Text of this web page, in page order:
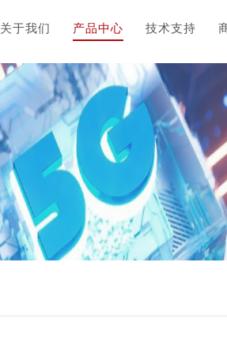
关于我们 产品中心 技术支持